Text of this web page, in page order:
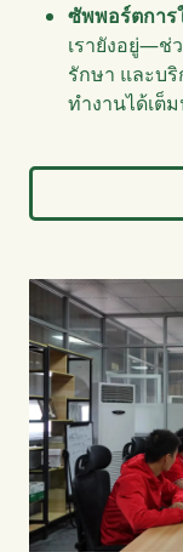
ซัพพอร์ตการ
เรายังอยู่—ช่
รักษา และบริ
ทำงานได้เต็